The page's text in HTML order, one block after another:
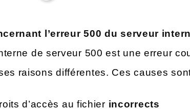
l’erreur 500 du serveur
de serveur 500 est une erreur
raisons différentes. Ces causes
d’accès au fichier incorrects